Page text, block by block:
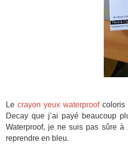
Lecrayon yeux waterproofcoloris
Decay que j’ai payé beaucoup
Waterproof, je ne suis pas sûre
reprendre en bleu.